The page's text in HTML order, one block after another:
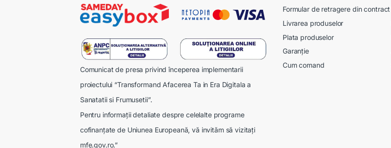
Comunicat de presa privind începerea implementarii
proiectului “Transformand Afacerea Ta in Era Digitala a
Sanatatii si Frumusetii”.
Pentru informații detaliate despre celelalte programe
cofinanțate de Uniunea Europeană, vă invităm să vizitați
mfe.gov.ro.”
Formular de retragere din contract
Livrarea produselor
Plata produselor
Garanție
Cum comand